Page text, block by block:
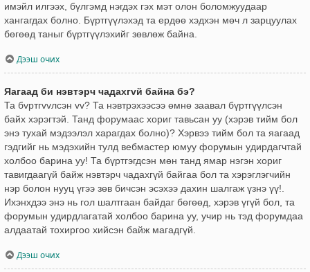
имэйл илгээх, бүлгэмд нэгдэх гэх мэт олон боломжуудаар
хангагдах болно. Бүртгүүлэхэд та ердөө хэдхэн мөч л зарцуулах
бөгөөд таныг бүртгүүлэхийг зөвлөж байна.
Дээш очих
Яагаад би нэвтэрч чадахгvй байна бэ?
Та бvртгvvлсэн vv? Та нэвтрэхээсээ өмнө заавал бүртгүүлсэн
байх хэрэгтэй. Танд форумаас хориг тавьсан уу (хэрэв тийм бол
энэ тухай мэдээлэл харагдах болно)? Хэрвээ тийм бол та яагаад
гэдгийг нь мэдэхийн тулд вебмастер юмуу форумын удирдагчтай
холбоо барина уу! Та бүртгэгдсэн мөн танд ямар нэгэн хориг
тавигдаагүй байж нэвтэрч чадахгүй байгаа бол та хэрэглэгчийн
нэр болон нууц үгээ зөв бичсэн эсэхээ дахин шалгаж үзнэ үү!.
Ихэнхдээ энэ нь гол шалтгаан байдаг бөгөөд, хэрэв үгүй бол, та
форумын удирдлагатай холбоо барина уу, учир нь тэд форумдаа
алдаатай тохиргоо хийсэн байж магадгүй.
Дээш очих